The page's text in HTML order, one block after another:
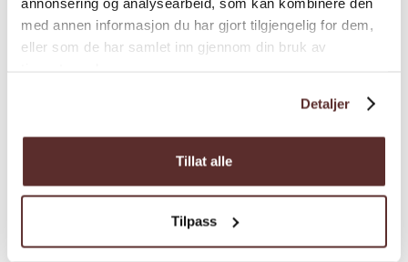
med annen informasjon du har gjort tilgjengelig for dem,
eller som de har samlet inn gjennom din bruk av
Detaljer
Tillat alle
Tilpass
Sesong
Kart